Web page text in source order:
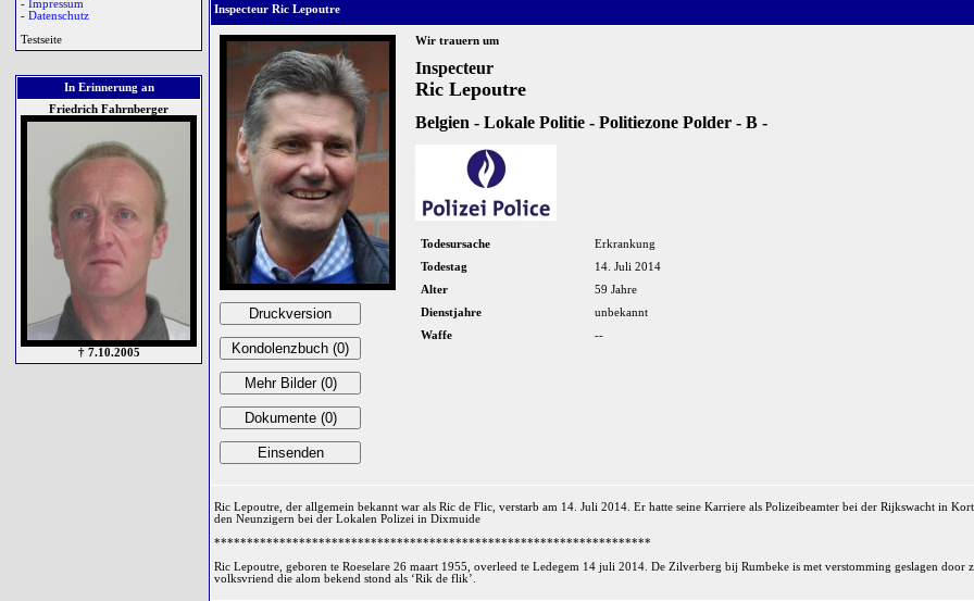
- Impressum
- Datenschutz
Testseite
In Erinnerung an
Friedrich Fahrnberger
† 7.10.2005
Inspecteur Ric Lepoutre
Wir trauern um
Inspecteur
Ric Lepoutre
Belgien - Lokale Politie - Politiezone Polder - B -
Todesursache
Erkrankung
Todestag
14. Juli 2014
Alter
59 Jahre
Dienstjahre
unbekannt
Waffe
--
Ric Lepoutre, der allgemein bekannt war als Ric de Flic, verstarb am 14. Juli 2014. Er hatte seine Karriere als Polizeibeamter bei der Rijkswacht in
den Neunzigern bei der Lokalen Polizei in Dixmuide
*******************************************************************
Ric Lepoutre, geboren te Roeselare 26 maart 1955, overleed te Ledegem 14 juli 2014. De Zilverberg bij Rumbeke is met verstomming geslagen
volksvriend die alom bekend stond als ‘Rik de flik’.